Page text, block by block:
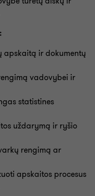
apskaitą ir dokumentų
vadovybei ir
statistines
uždarymą ir ryšio
rengimą ar
apskaitos procesus